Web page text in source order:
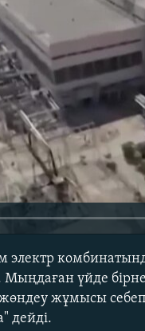
электр
Мыңдаған үйде
жұмысы
дейді.